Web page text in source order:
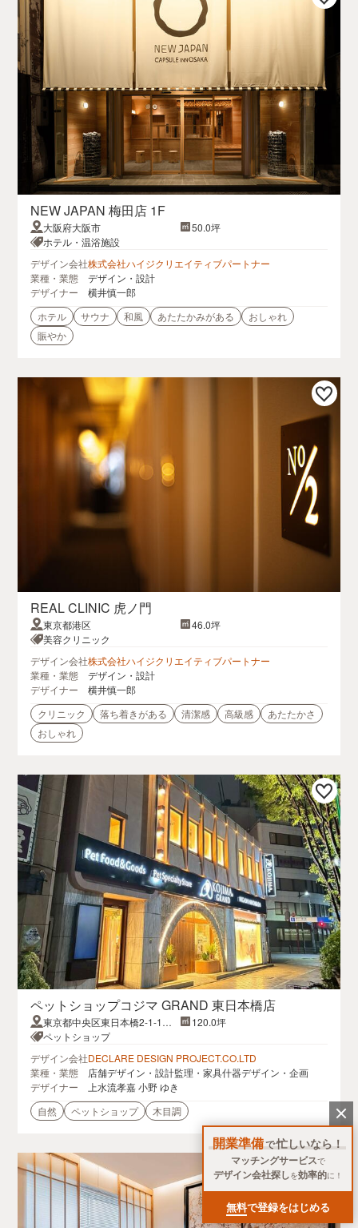
開業準備で忙しいなら！
マッチングサービスで
デザイン会社探しを効率的に！
無料で登録をはじめる
NEW JAPAN 梅田店 1F
大阪府大阪市
50.0坪
ホテル・温浴施設
デザイン会社株式会社ハイジクリエイティブパートナー
業種・業態
デザイン・設計
デザイナー
横井慎一郎
ホテル
サウナ 和風 あたたかみがある
おしゃれ
賑やか
REAL CLINIC 虎ノ門
東京都港区
46.0坪
美容クリニック
デザイン会社株式会社ハイジクリエイティブパートナー
業種・業態
デザイン・設計
デザイナー
横井慎一郎
クリニック
落ち着きがある 清潔感 高級感
あたたかさ
おしゃれ
ペットショップコジマ GRAND 東日本橋店
東京都中央区東日本橋2-1-1東
日本橋スタービル
120.0坪
ペットショップ
デザイン会社DECLARE DESIGN PROJECT.CO.LTD
業種・業態
店舗デザイン・設計監理・家具什器デザイン・企画
デザイナー
上水流孝嘉 小野 ゆき
自然
ペットショップ 木目調